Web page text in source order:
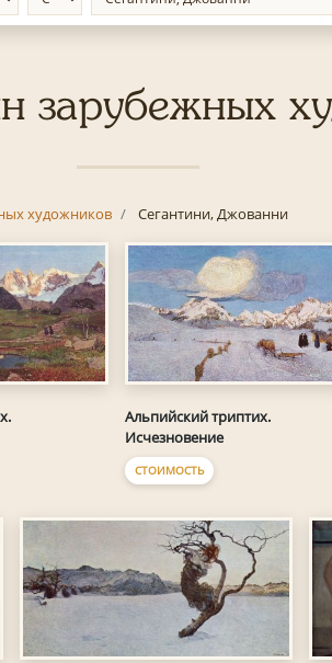
зарубежных
художников Сегантини, Джованни
Альпийский триптих.
Исчезновение
СТОИМОСТЬ